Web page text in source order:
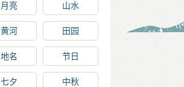
月亮 山水
黄河 田园
地名 节日
七夕 中秋